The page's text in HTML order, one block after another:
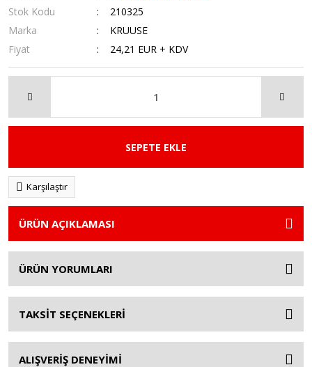
Stok Kodu
210325
Marka
KRUUSE
Fiyat
24,21 EUR + KDV
SEPETE EKLE
Karşılaştır
ÜRÜN AÇIKLAMASI
ÜRÜN YORUMLARI
TAKSİT SEÇENEKLERİ
ALIŞVERİŞ DENEYİMİ